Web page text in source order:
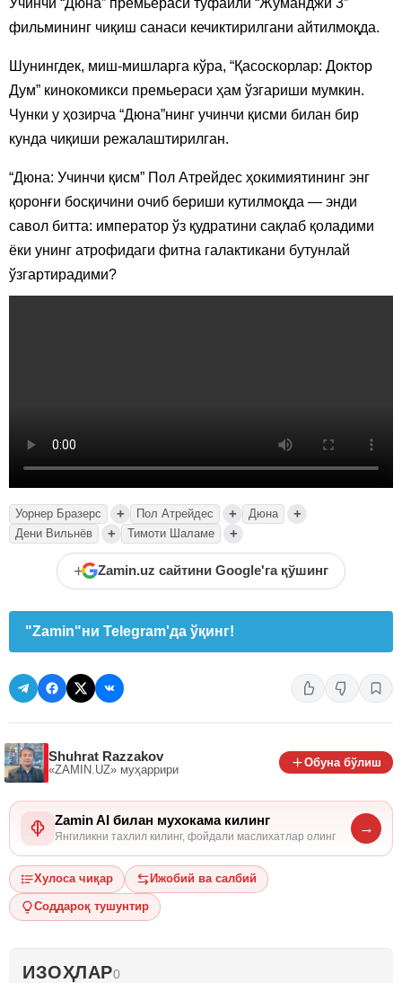
фильмининг чиқиш санаси кечиктирилгани айтилмоқда.
Шунингдек, миш-мишларга кўра, “Қасоскорлар: Доктор
Дум” кинокомикси премьераси ҳам ўзгариши мумкин.
Чунки у ҳозирча “Дюна”нинг учинчи қисми билан бир
кунда чиқиши режалаштирилган.
“Дюна: Учинчи қисм” Пол Атрейдес ҳокимиятининг энг
қоронғи босқичини очиб бериши кутилмоқда — энди
савол битта: император ўз қудратини сақлаб қоладими
ёки унинг атрофидаги фитна галактикани бутунлай
ўзгартирадими?
Уорнер Бразерс + Пол Атрейдес + Дюна +
Дени Вильнёв + Тимоти Шаламе +
+ Zamin.uz сайтини Google'га қўшинг
"Zamin"ни Telegram'да ўқинг!
Shuhrat Razzakov
«ZAMIN.UZ» муҳаррири
Обуна бўлиш
Zamin AI билан мухокама килинг
Янгиликни тахлил килинг, фойдали маслихатлар олинг
→
Хулоса чиқар Ижобий ва салбий
Соддароқ тушунтир
ИЗОҲЛАР0